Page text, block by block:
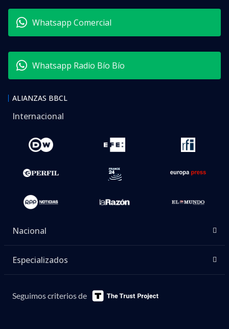
Whatsapp Comercial
Whatsapp Radio Bío Bío
ALIANZAS BBCL
Internacional
Nacional
Especializados
Seguimos criterios de